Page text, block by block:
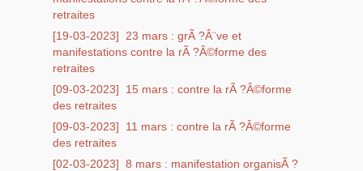
retraites
[19-03-2023]
23 mars : grÃ ?Â¨ve et
manifestations contre la rÃ ?Â©forme des
retraites
[09-03-2023]
15 mars : contre la rÃ ?Â©forme
des retraites
[09-03-2023]
11 mars : contre la rÃ ?Â©forme
des retraites
[02-03-2023] 8 mars : manifestation organisÃ ?